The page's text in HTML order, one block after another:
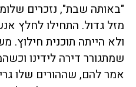
"באותה שבת", נזכרים
מזל גדול. התחילו לחלץ
ולא הייתה תוכנית חילוץ.
שמתגורר דירה לידינו
אמר להם, שההורים שלו